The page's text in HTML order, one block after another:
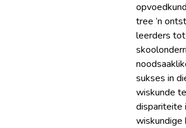
tree ’n
leerders
sukses in
wiskunde
dispariteite
wiskundige